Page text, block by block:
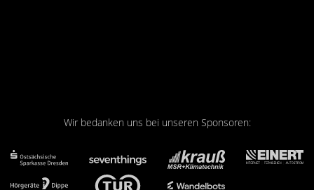
Wir bedanken uns bei unseren Sponsoren: